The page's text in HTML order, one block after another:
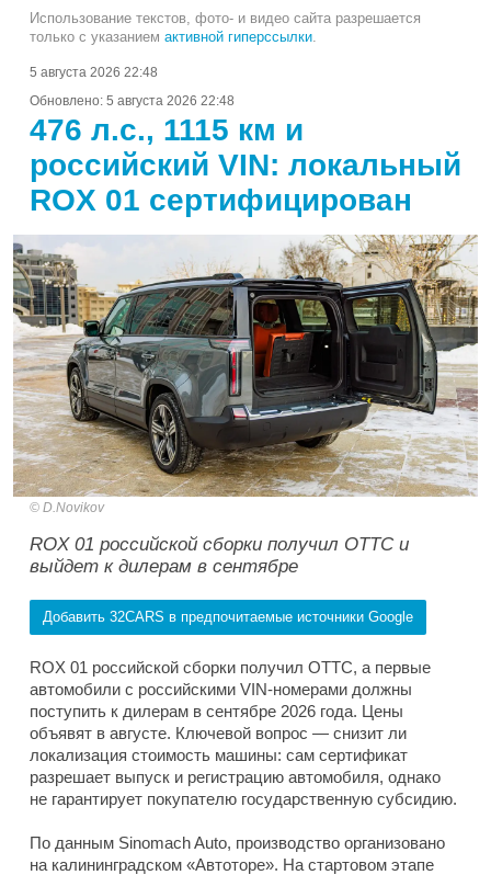
Использование текстов, фото- и видео сайта разрешается
только с указанием активной гиперссылки.
5 августа 2026 22:48
Обновлено: 5 августа 2026 22:48
476 л.с., 1115 км и
российский VIN: локальный
ROX 01 сертифицирован
D.Novikov
ROX 01 российской сборки получил ОТТС и
выйдет к дилерам в сентябре
Добавить 32CARS в предпочитаемые источники Google
ROX 01 российской сборки получил ОТТС, а первые
автомобили с российскими VIN-номерами должны
поступить к дилерам в сентябре 2026 года. Цены
объявят в августе. Ключевой вопрос — снизит ли
локализация стоимость машины: сам сертификат
разрешает выпуск и регистрацию автомобиля, однако
не гарантирует покупателю государственную субсидию.
По данным Sinomach Auto, производство организовано
на калининградском «Автоторе». На стартовом этапе